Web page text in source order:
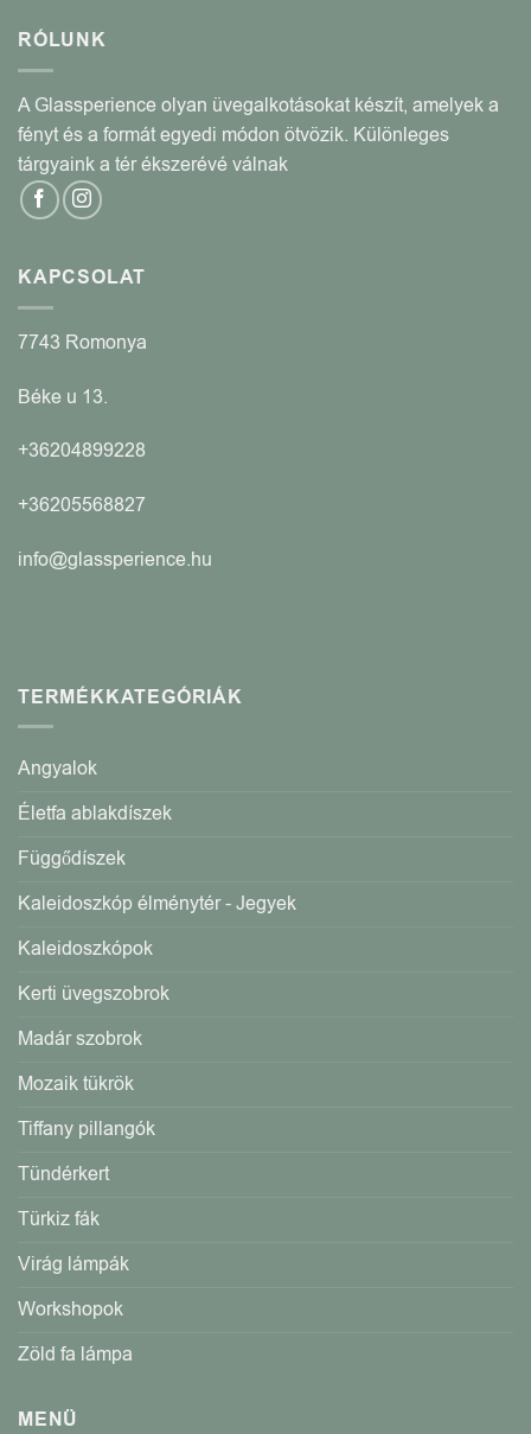
RÓLUNK
A Glassperience olyan üvegalkotásokat készít, amelyek a
fényt és a formát egyedi módon ötvözik. Különleges
tárgyaink a tér ékszerévé válnak
KAPCSOLAT
7743 Romonya
Béke u 13.
+36204899228
+36205568827
info@glassperience.hu
TERMÉKKATEGÓRIÁK
Angyalok
Életfa ablakdíszek
Függődíszek
Kaleidoszkóp élménytér - Jegyek
Kaleidoszkópok
Kerti üvegszobrok
Madár szobrok
Mozaik tükrök
Tiffany pillangók
Tündérkert
Türkiz fák
Virág lámpák
Workshopok
Zöld fa lámpa
MENÜ